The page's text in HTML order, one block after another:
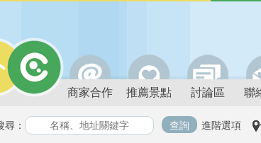
商家合作 推薦景點 討論區 聯
尋： 進階選項